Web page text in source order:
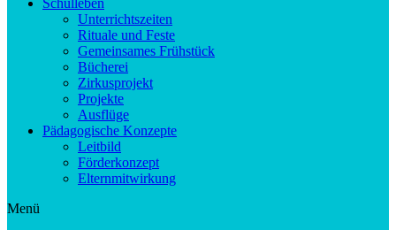
Schulleben
Unterrichtszeiten
Rituale und Feste
Gemeinsames Frühstück
Bücherei
Zirkusprojekt
Projekte
Ausflüge
Pädagogische Konzepte
Leitbild
Förderkonzept
Elternmitwirkung
Menü